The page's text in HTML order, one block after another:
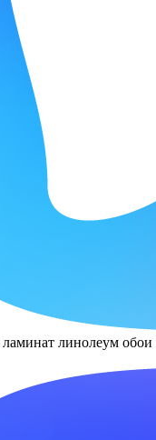
ламинат линолеум обои